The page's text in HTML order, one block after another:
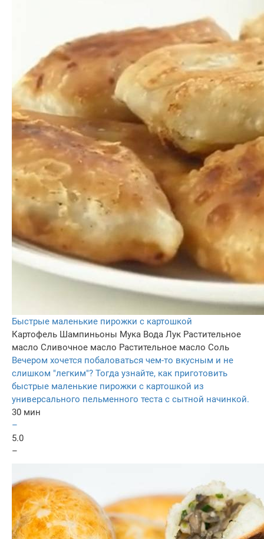
Быстрые маленькие пирожки с картошкой
Картофель Шампиньоны Мука Вода Лук Растительное
масло Сливочное масло Растительное масло Соль
Вечером хочется побаловаться чем-то вкусным и не
слишком "легким"? Тогда узнайте, как приготовить
быстрые маленькие пирожки с картошкой из
универсального пельменного теста с сытной начинкой.
30 мин
–
5.0
–